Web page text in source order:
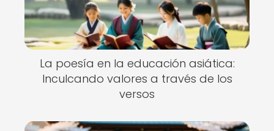
La poesía en la educación asiática:
Inculcando valores a través de los
versos